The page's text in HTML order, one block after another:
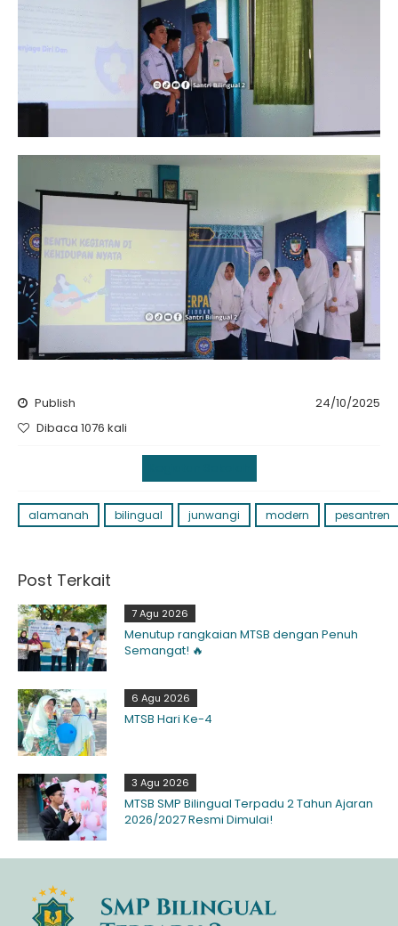
Publish
24/10/2025
Dibaca 1076 kali
alamanah bilingual junwangi modern pesantren
Post Terkait
7 Agu 2026
Menutup rangkaian MTSB dengan Penuh
Semangat! 🔥
6 Agu 2026
MTSB Hari Ke-4
3 Agu 2026
MTSB SMP Bilingual Terpadu 2 Tahun Ajaran
2026/2027 Resmi Dimulai!